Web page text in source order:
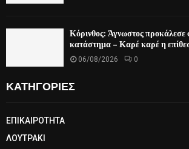
Κόρινθος: Άγνωστος προκάλεσε
κατάστημα – Καρέ καρέ η
06/08/2026 0
ΚΑΤΗΓΟΡΙΕΣ
ΕΠΙΚΑΙΡΟΤΗΤΑ
ΛΟΥΤΡΑΚΙ